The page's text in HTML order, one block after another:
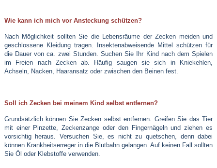
Wie kann ich mich vor Ansteckung schützen?
Nach Möglichkeit sollten Sie die Lebensräume der Zecken meiden und
geschlossene Kleidung tragen. Insektenabweisende Mittel schützen für
die Dauer von ca. zwei Stunden. Suchen Sie Ihr Kind nach dem Spielen
im Freien nach Zecken ab. Häufig saugen sie sich in Kniekehlen,
Achseln, Nacken, Haaransatz oder zwischen den Beinen fest.
Soll ich Zecken bei meinem Kind selbst entfernen?
Grundsätzlich können Sie Zecken selbst entfernen. Greifen Sie das Tier
mit einer Pinzette, Zeckenzange oder den Fingernägeln und ziehen es
vorsichtig heraus. Versuchen Sie, es nicht zu quetschen, denn dabei
können Krankheitserreger in die Blutbahn gelangen. Auf keinen Fall sollten
Sie Öl oder Klebstoffe verwenden.